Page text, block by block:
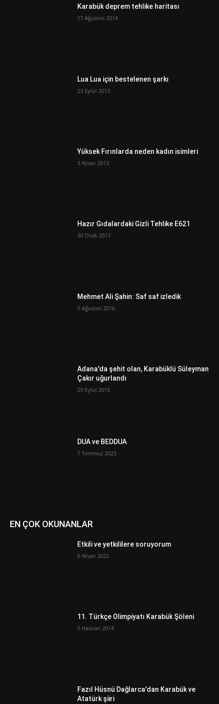
Karabük deprem tehlike haritası
17 Ağustos 2014
Lua Lua için bestelenen şarkı
23 Eylül 2013
Yüksek Fırınlarda neden kadın isimleri
3 Nisan 2013
Hazır Gıdalardaki Gizli Tehlike E621
30 Ocak 2013
Mehmet Ali Şahin: Saf saf izledik
5 Ağustos 2016
Adana'da şehit olan, Karabüklü Süleyman
Çakır uğurlandı
29 Eylül 2015
DUA ve BEDDUA
7 Temmuz 2023
EN ÇOK OKUNANLAR
Etkili ve yetkililere soruyorum
6 Nisan 2022
11. Türkçe Olimpiyatı Karabük Şöleni
5 Haziran 2014
Fazıl Hüsnü Dağlarca'dan Karabük ve
Atatürk şiiri